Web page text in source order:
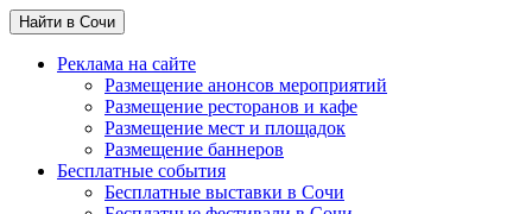
Найти в Сочи
Реклама на сайте
Размещение анонсов мероприятий
Размещение ресторанов и кафе
Размещение мест и площадок
Размещение баннеров
Бесплатные события
Бесплатные выставки в Сочи